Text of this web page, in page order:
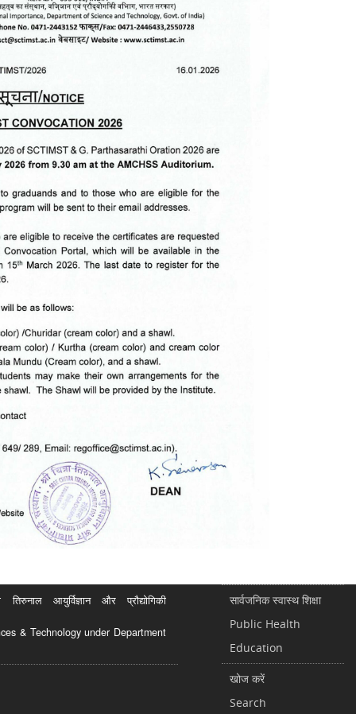
आयुर्विज्ञान और प्रौद्योगिकी
& Technology under Department
सार्वजनिक स्वास्थ शिक्षा
Public Health
Education
खोज करें
Search